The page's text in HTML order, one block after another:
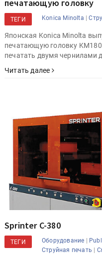
печатающую головку
ТЕГИ Konica Minolta |
Японская Konica Minolta
печатающую головку
печатать двумя чернилами
Читать далее
Sprinter C-380
ТЕГИ Оборудование |
Струйная печать |